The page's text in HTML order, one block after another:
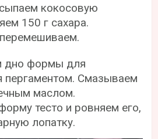
кокосовую
150 г сахара.
дно формы для
пергаментом. Смазываем
маслом.
тесто и ровняем его,
лопатку.